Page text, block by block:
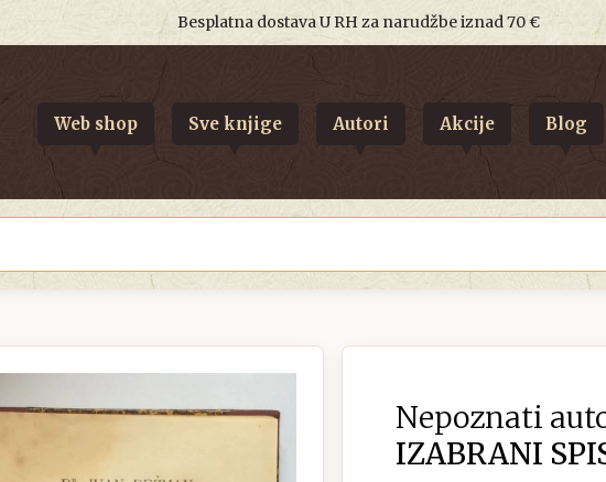
Besplatna dostava U RH za narudžbe iznad 70 €
Web shop Sve knjige Autori Akcije Blog
Nepoznati
IZABRANI